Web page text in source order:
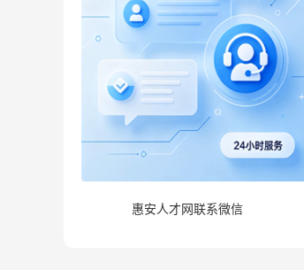
惠安人才网联系微信